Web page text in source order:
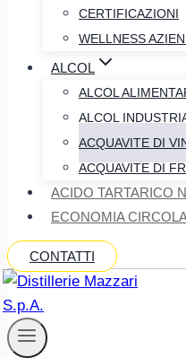
CERTIFICAZIONI
WELLNESS
ALCOL
ALCOL
ALCOL
ACQUAVITE DI
ACQUAVITE DI
ACIDO TARTARICO
ECONOMIA
CONTATTI